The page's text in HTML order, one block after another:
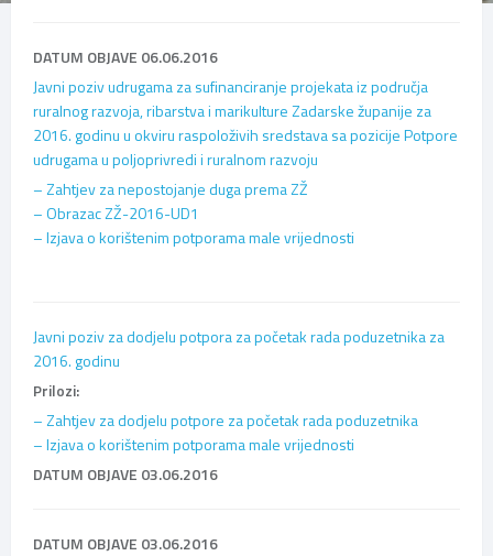
DATUM OBJAVE 06.06.2016
Javni poziv udrugama za sufinanciranje projekata iz područja
ruralnog razvoja, ribarstva i marikulture Zadarske županije za
2016. godinu u okviru raspoloživih sredstava sa pozicije Potpore
udrugama u poljoprivredi i ruralnom razvoju
– Zahtjev za nepostojanje duga prema ZŽ
– Obrazac ZŽ-2016-UD1
– Izjava o korištenim potporama male vrijednosti
Javni poziv za dodjelu potpora za početak rada poduzetnika za
2016. godinu
Prilozi:
– Zahtjev za dodjelu potpore za početak rada poduzetnika
– Izjava o korištenim potporama male vrijednosti
DATUM OBJAVE 03.06.2016
DATUM OBJAVE 03.06.2016